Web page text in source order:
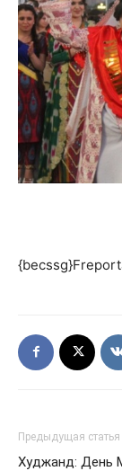
Предыдущая статья
Худжанд: День